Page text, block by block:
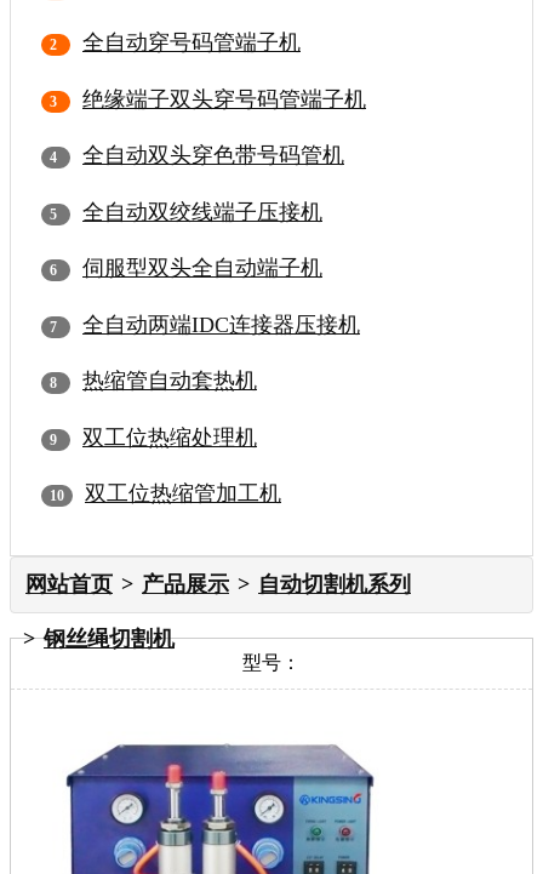
全自动穿号码管端子机
绝缘端子双头穿号码管端子机
全自动双头穿色带号码管机
全自动双绞线端子压接机
伺服型双头全自动端子机
全自动两端IDC连接器压接机
热缩管自动套热机
双工位热缩处理机
双工位热缩管加工机
网站首页 产品展示 自动切割机系列
钢丝绳切割机
型号：